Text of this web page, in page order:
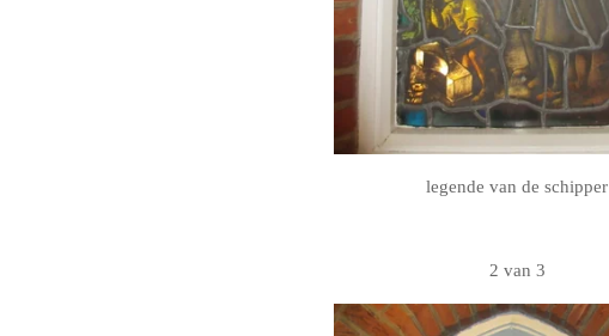
legende van de schipper
2 van 3